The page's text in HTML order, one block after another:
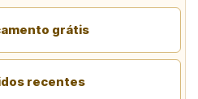
grátis
recentes